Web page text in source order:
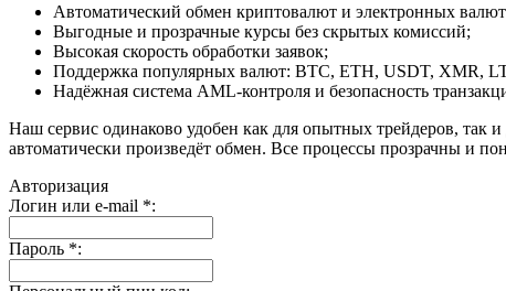
Автоматический обмен криптовалют и электронных
Выгодные и прозрачные курсы без скрытых комиссий;
Высокая скорость обработки заявок;
Поддержка популярных валют: BTC, ETH, USDT, XMR,
Надёжная система AML-контроля и безопасность
Наш сервис одинаково удобен как для опытных трейдеров, так
автоматически произведёт обмен. Все процессы прозрачны и
Авторизация
Логин или e-mail *:
Пароль *: